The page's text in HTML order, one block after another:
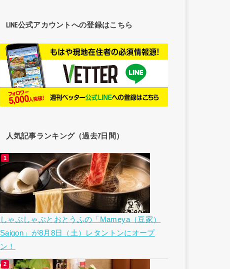
LINE公式アカウントへの登録はこちら
人気記事ランキング（過去7日間）
しゃぶしゃぶとおとうふの「Mameya（豆家）
Saigon」が8月8日（土）レタントンにオープ
ン！